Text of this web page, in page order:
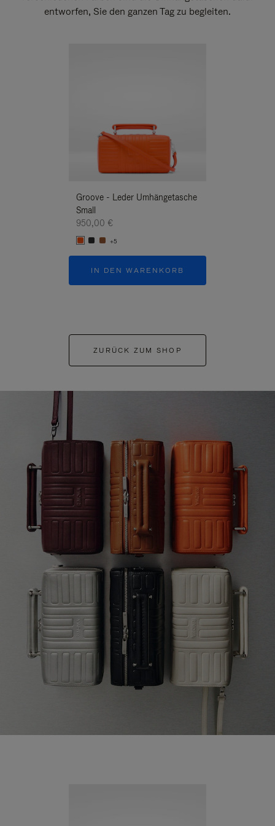
entworfen, Sie den ganzen Tag zu begleiten.
Groove - Leder Umhängetasche
Small
950,00 €
+5
IN DEN WARENKORB
ZURÜCK ZUM SHOP